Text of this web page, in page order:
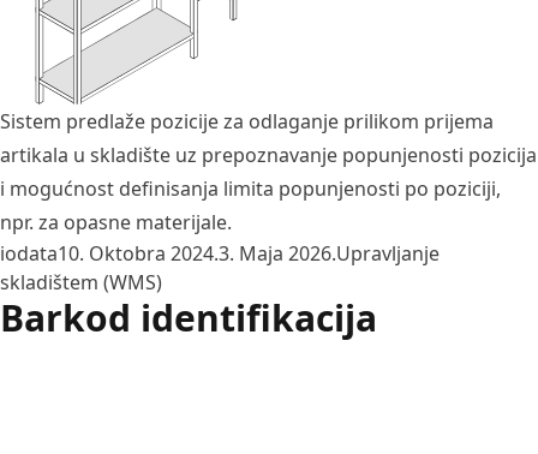
Sistem predlaže pozicije za odlaganje prilikom prijema
artikala u skladište uz prepoznavanje popunjenosti pozicija
i mogućnost definisanja limita popunjenosti po poziciji,
npr. za opasne materijale.
Posted by
iodata10. Oktobra 2024.3. Maja 2026.Posted in
Upravljanje
skladištem (WMS)
Barkod identifikacija